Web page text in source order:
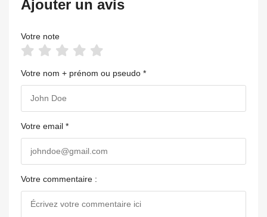
Ajouter un avis
Votre note
Votre nom + prénom ou pseudo *
Votre email *
Votre commentaire :